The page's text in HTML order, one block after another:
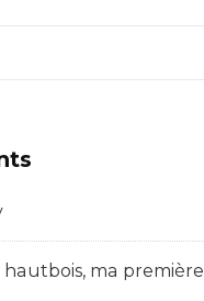
hautbois, ma première